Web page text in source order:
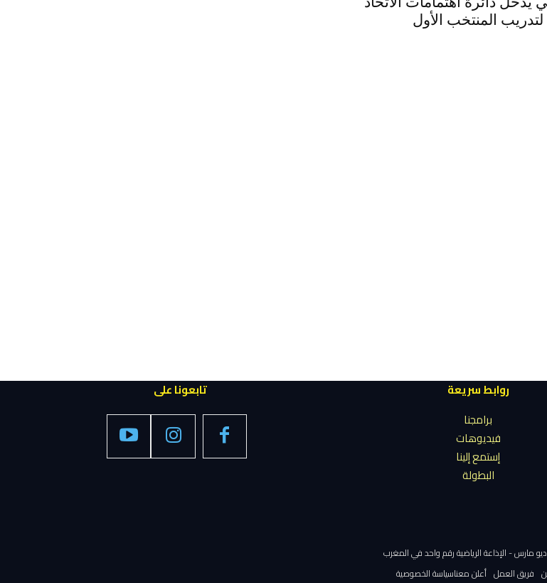
لتدريب المنتخب الأول
تابعونا على
روابط سريعة
برامجنا
فيديوهات
إستمع إلينا
البطولة
فريق العمل أعلن معناسياسة الخصوصية